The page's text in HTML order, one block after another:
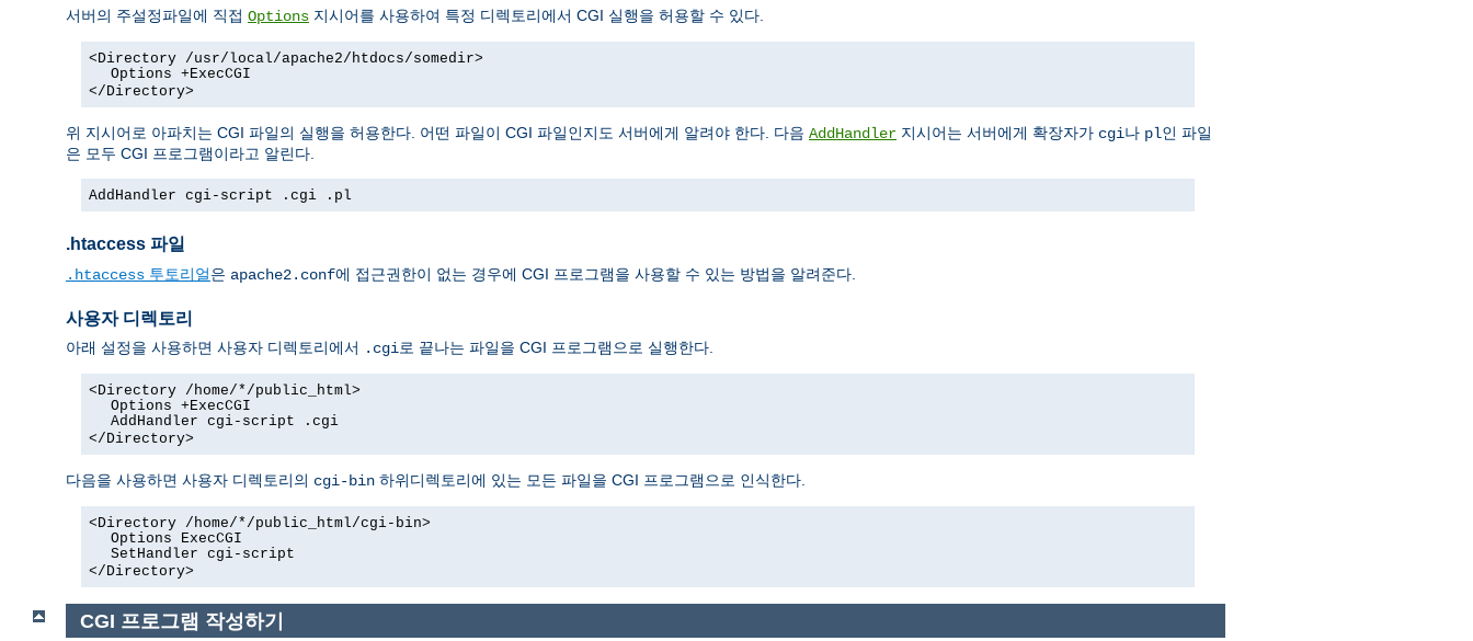
서버의 주설정파일에 직접 Options 지시어를 사용하여 특정 디렉토리에서 CGI 실행을 허용할 수 있다.
<Directory /usr/local/apache2/htdocs/somedir>
Options +ExecCGI
</Directory>
위 지시어로 아파치는 CGI 파일의 실행을 허용한다. 어떤 파일이 CGI 파일인지도 서버에게 알려야 한다. 다음 AddHandler 지시어는 서버에게 확장자가 cgi나 pl인 파일
은 모두 CGI 프로그램이라고 알린다.
AddHandler cgi-script .cgi .pl
.htaccess 파일
.htaccess 투토리얼은 apache2.conf에 접근권한이 없는 경우에 CGI 프로그램을 사용할 수 있는 방법을 알려준다.
사용자 디렉토리
아래 설정을 사용하면 사용자 디렉토리에서 .cgi로 끝나는 파일을 CGI 프로그램으로 실행한다.
<Directory /home/*/public_html>
Options +ExecCGI
AddHandler cgi-script .cgi
</Directory>
다음을 사용하면 사용자 디렉토리의 cgi-bin 하위디렉토리에 있는 모든 파일을 CGI 프로그램으로 인식한다.
<Directory /home/*/public_html/cgi-bin>
Options ExecCGI
SetHandler cgi-script
</Directory>
CGI 프로그램 작성하기